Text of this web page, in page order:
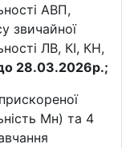
АВП,
звичайної
ЛВ, КІ, КН,
28.03.2026р.;
Мн) та 4